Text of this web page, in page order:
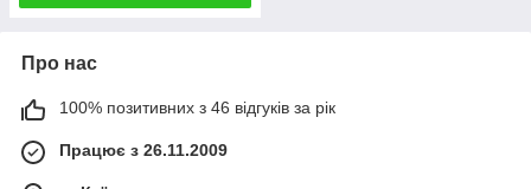
Про нас
100% позитивних з 46 відгуків за рік
Працює з 26.11.2009